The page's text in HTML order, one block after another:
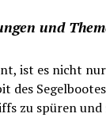
und
ist es nicht
des
zu spüren und